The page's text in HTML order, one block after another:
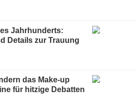
Jahrhunderts:
Details zur Trauung
das Make-up
für hitzige Debatten